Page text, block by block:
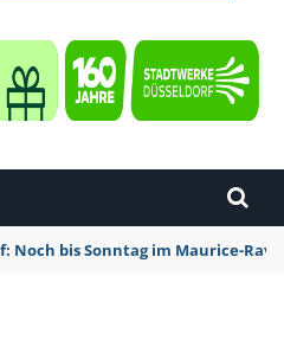
Noch bis Sonntag im Maurice-